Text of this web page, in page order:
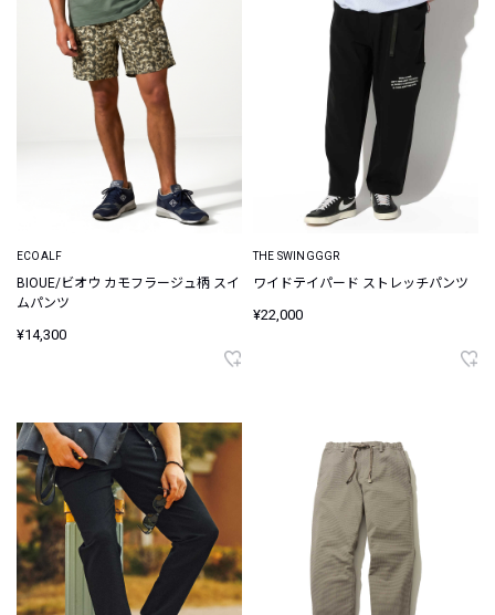
ECOALF
BIOUE/ビオウ カモフラージュ柄 スイ
ムパンツ
¥14,300
THE SWINGGGR
ワイドテイパード ストレッチパンツ
¥22,000